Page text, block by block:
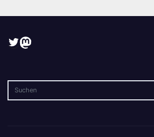
Twitter
Mastodon